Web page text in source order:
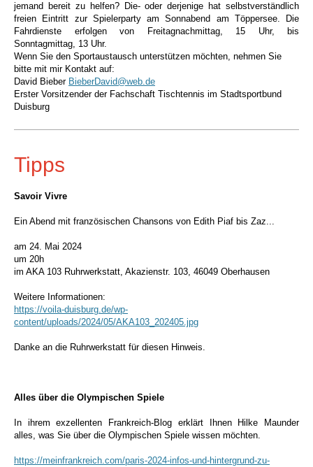
jemand bereit zu helfen? Die- oder derjenige hat selbstverständlich
freien Eintritt zur Spielerparty am Sonnabend am Töppersee.
Die
Fahrdienste erfolgen von Freitagnachmittag, 15 Uhr, bis
Sonntagmittag, 13 Uhr.
Wenn Sie den Sportaustausch unterstützen möchten, nehmen Sie
bitte mit mir Kontakt auf:
David Bieber BieberDavid@web.de
Erster Vorsitzender der Fachschaft Tischtennis im Stadtsportbund
Duisburg
Tipps
Savoir Vivre
Ein Abend mit französischen Chansons von Edith Piaf bis Zaz...
am 24. Mai 2024
um 20h
im AKA 103 Ruhrwerkstatt, Akazienstr. 103, 46049 Oberhausen
Weitere Informationen:
https://voila-duisburg.de/wp-
content/uploads/2024/05/AKA103_202405.jpg
Danke an die Ruhrwerkstatt für diesen Hinweis.
Alles über die Olympischen Spiele
In ihrem exzellenten Frankreich-Blog erklärt Ihnen Hilke Maunder
alles, was Sie über die Olympischen Spiele wissen möchten.
https://meinfrankreich.com/paris-2024-infos-und-hintergrund-zu-